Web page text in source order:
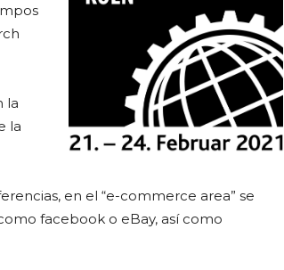
la
la
en el “e-commerce area” se
facebook o eBay, así como